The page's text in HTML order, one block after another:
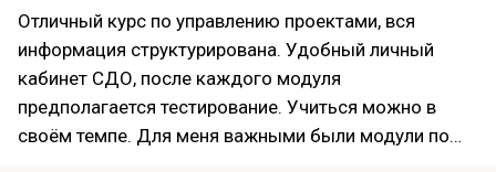
Для кого курс:
Подойдёт руководителям продуктовых и кросс-
функциональных команд, менеджерам среднего
звена, которые хотят систематизировать подход к
постановке целей и улучшить процессы.
Отличный курс по управлению проектами, вся
информация структурирована. Удобный личный
кабинет СДО, после каждого модуля
предполагается тестирование. Учиться можно в
своём темпе. Для меня важными были модули по